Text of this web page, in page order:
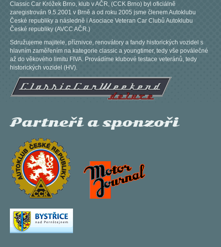
Classic Car Króžek Brno, klub v AČR, (CCK Brno) byl oficiálně
zaregistrován 9.5.2001 v Brně a od roku 2005 jsme členem Autoklubu
České republiky a následně i Asociace Veteran Car Clubů Autoklubu
České republiky (AVCC AČR.)
Sdružujeme majitele, příznivce, renovátory a fandy historických vozidel s
hlavním zaměřením na kategorie classic a youngtimer, tedy vše poválečné
až do věkového limitu FIVA. Provádíme klubové testace veteránů, tedy
historických vozidel (HV).
Partneři a sponzoři